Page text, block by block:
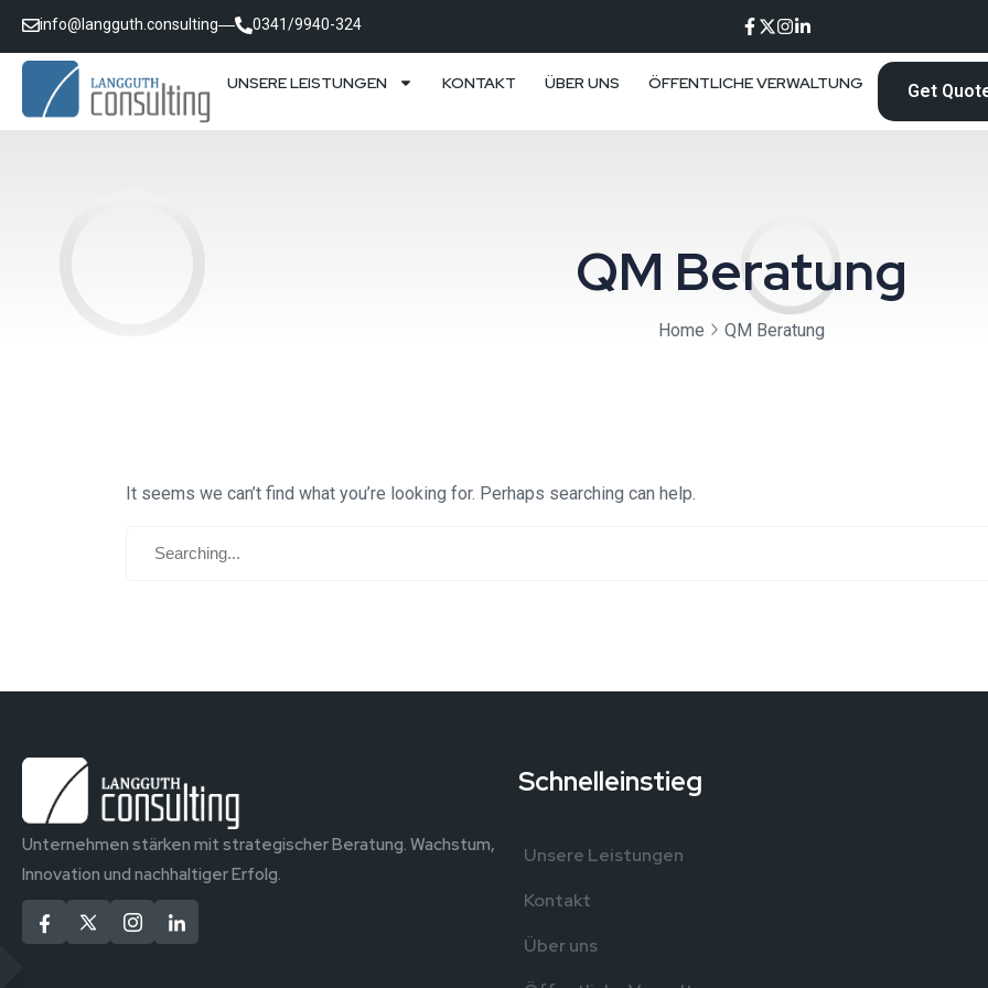
info@langguth.consulting 0341/9940-324
UNSERE LEISTUNGEN KONTAKT ÜBER UNS ÖFFENTLICHE VERWALTUNG Get
QM Beratung
Home QM Beratung
It seems we can’t find what you’re looking for. Perhaps searching can help.
Unternehmen stärken mit strategischer Beratung. Wachstum,
Innovation und nachhaltiger Erfolg.
Schnelleinstieg
Unsere Leistungen
Kontakt
Über uns